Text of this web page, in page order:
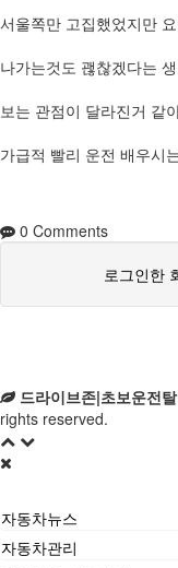
서울쪽만 고집했었지만
나가는것도 괞찮겠다는
보는 관점이 달라진거 같
가급적 빨리 운전 배우시
0 Comments
로그인한
드라이브존|초보운전
rights reserved.
자동차뉴스
자동차관리